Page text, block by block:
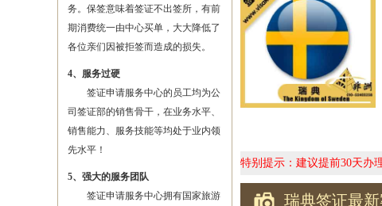
务。保签意味着签证不出签所，有前
期消费统一由中心买单，大大降低了
各位亲们因被拒签而造成的损失。
4、服务过硬
签证申请服务中心的员工均为公
司签证部的销售骨干，在业务水平、
销售能力、服务技能等均处于业内领
先水平！
5、强大的服务团队
签证申请服务中心拥有国家旅游
特别提示：建议提前30天办
瑞典签证最新